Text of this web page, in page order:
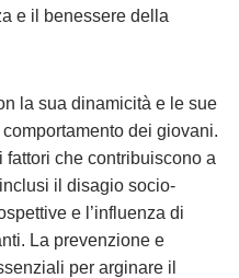
e il benessere della
la sua dinamicità e le sue
dei giovani.
fattori che contribuiscono a
il disagio socio-
e l’influenza di
La prevenzione e
per arginare il